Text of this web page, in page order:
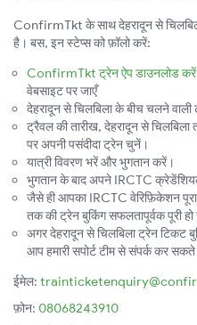
ConfirmTkt के साथ देहरादून से
है। बस, इन स्टेप्स को फ़ॉलो करें:
ConfirmTkt ट्रेन ऐप डाउनलोड करें
वेबसाइट पर जाएँ
देहरादून से चिलबिला के बीच चलने वाली
ट्रैवल की तारीख, देहरादून से
पर अपनी पसंदीदा ट्रेन चुनें।
यात्री विवरण भरें और भुगतान करें।
भुगतान के बाद अपने IRCTC
जैसे ही आपका IRCTC वेरिफ़िकेशन पूरा
तक की ट्रेन बुकिंग सफलतापूर्वक पूरी हो
अगर देहरादून से चिलबिला ट्रेन टिकट
आप हमारी सपोर्ट टीम से संपर्क कर
ईमेल:
फ़ोन: 08068243910